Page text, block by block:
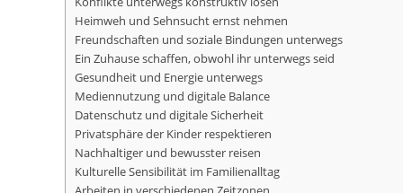
Heimweh und Sehnsucht ernst nehmen
Freundschaften und soziale Bindungen unterwegs
Ein Zuhause schaffen, obwohl ihr unterwegs seid
Gesundheit und Energie unterwegs
Mediennutzung und digitale Balance
Datenschutz und digitale Sicherheit
Privatsphäre der Kinder respektieren
Nachhaltiger und bewusster reisen
Kulturelle Sensibilität im Familienalltag